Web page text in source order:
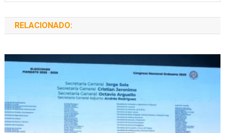
RELACIONADO: